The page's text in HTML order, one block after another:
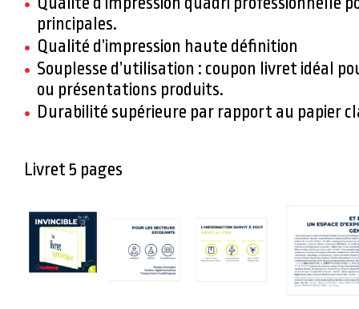
principales.
Qualité d’impression haute définition
Souplesse d’utilisation : coupon livret idéal
ou présentations produits.
Durabilité supérieure par rapport au papier
Livret 5 pages